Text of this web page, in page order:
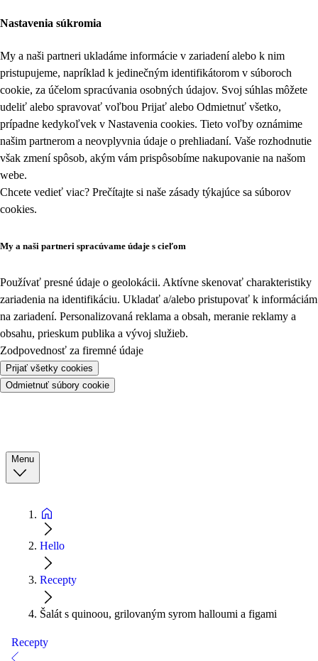
Nastavenia súkromia
My a naši partneri ukladáme informácie v zariadení alebo k nim
pristupujeme, napríklad k jedinečným identifikátorom v súboroch
cookie, za účelom spracúvania osobných údajov. Svoj súhlas môžete
udeliť alebo spravovať voľbou Prijať alebo Odmietnuť všetko,
prípadne kedykoľvek v Nastavenia cookies. Tieto voľby oznámime
našim partnerom a neovplyvnia údaje o prehliadaní. Vaše rozhodnutie
však zmení spôsob, akým vám prispôsobíme nakupovanie na našom
webe.
Chcete vedieť viac? Prečítajte si naše zásady týkajúce sa súborov
cookies.
My a naši partneri spracúvame údaje s cieľom
Používať presné údaje o geolokácii. Aktívne skenovať charakteristiky
zariadenia na identifikáciu. Ukladať a/alebo pristupovať k informáciám
na zariadení. Personalizovaná reklama a obsah, meranie reklamy a
obsahu, prieskum publika a vývoj služieb.
Zodpovednosť za firemné údaje
Prijať všetky cookies
Odmietnuť súbory cookie
Menu
Hello
Recepty
Šalát s quinoou, grilovaným syrom halloumi a figami
Recepty